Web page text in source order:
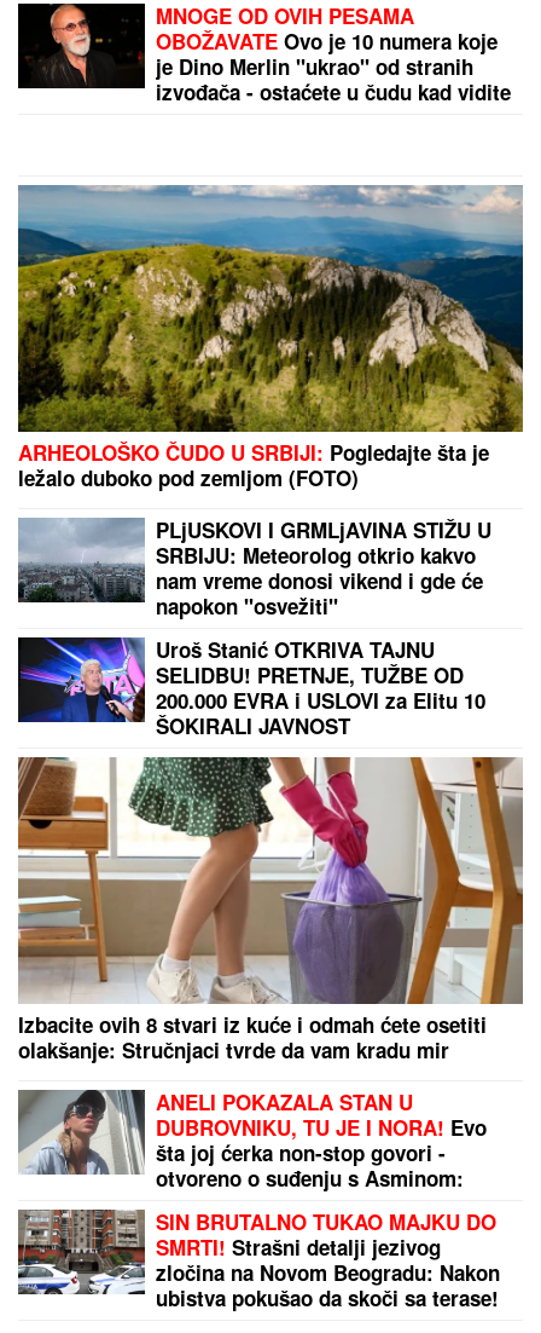
MNOGE OD OVIH PESAMA
OBOŽAVATE Ovo je 10 numera koje
je Dino Merlin "ukrao" od stranih
izvođača - ostaćete u čudu kad vidite
ARHEOLOŠKO ČUDO U SRBIJI: Pogledajte šta je
ležalo duboko pod zemljom (FOTO)
PLjUSKOVI I GRMLjAVINA STIŽU U
SRBIJU: Meteorolog otkrio kakvo
nam vreme donosi vikend i gde će
napokon "osvežiti"
Uroš Stanić OTKRIVA TAJNU
SELIDBU! PRETNJE, TUŽBE OD
200.000 EVRA i USLOVI za Elitu 10
ŠOKIRALI JAVNOST
Izbacite ovih 8 stvari iz kuće i odmah ćete osetiti
olakšanje: Stručnjaci tvrde da vam kradu mir
ANELI POKAZALA STAN U
DUBROVNIKU, TU JE I NORA! Evo
šta joj ćerka non-stop govori -
otvoreno o suđenju s Asminom:
SIN BRUTALNO TUKAO MAJKU DO
SMRTI! Strašni detalji jezivog
zločina na Novom Beogradu: Nakon
ubistva pokušao da skoči sa terase!